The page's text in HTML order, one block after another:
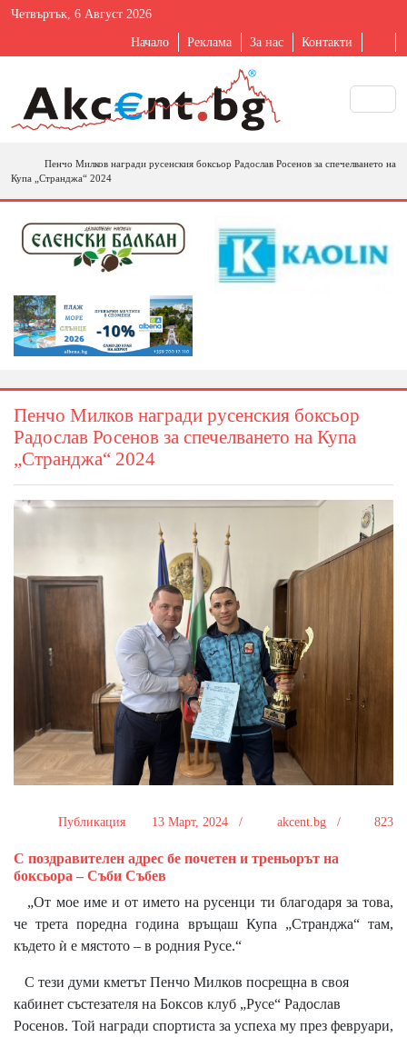
Четвъртък, 6 Август 2026
Начало Реклама За нас Контакти
Пенчо Милков награди русенския боксьор Радослав Росенов за спечелването на
Купа „Странджа“ 2024
Пенчо Милков награди русенския боксьор
Радослав Росенов за спечелването на Купа
„Странджа“ 2024
Публикация 13 Март, 2024 / akcent.bg / 823
С поздравителен адрес бе почетен и треньорът на
боксьора – Съби Събев
„От мое име и от името на русенци ти благодаря за това,
че трета поредна година връщаш Купа „Странджа“ там,
където ѝ е мястото – в родния Русе.“
С тези думи кметът Пенчо Милков посрещна в своя
кабинет състезателя на Боксов клуб „Русе“ Радослав
Росенов. Той награди спортиста за успеха му през февруари,